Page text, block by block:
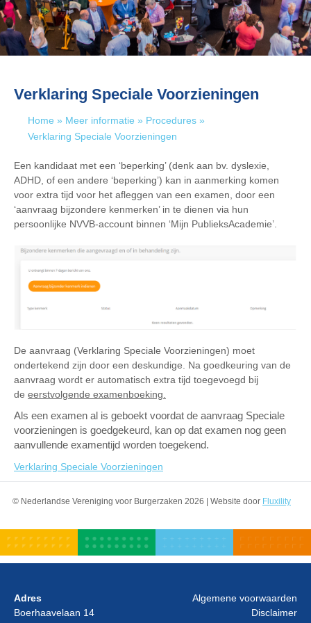
Verklaring Speciale Voorzieningen
Home » Meer informatie » Procedures »
Verklaring Speciale Voorzieningen
Een kandidaat met een ‘beperking’ (denk aan bv. dyslexie,
ADHD, of een andere ‘beperking’) kan in aanmerking komen
voor extra tijd voor het afleggen van een examen, door een
‘aanvraag bijzondere kenmerken’ in te dienen via hun
persoonlijke NVVB-account binnen ‘Mijn PublieksAcademie’.
De aanvraag (Verklaring Speciale Voorzieningen) moet
ondertekend zijn door een deskundige. Na goedkeuring van de
aanvraag wordt er automatisch extra tijd toegevoegd bij
de eerstvolgende examenboeking.
Als een examen al is geboekt voordat de aanvraag Speciale
voorzieningen is goedgekeurd, kan op dat examen nog geen
aanvullende examentijd worden toegekend.
Verklaring Speciale Voorzieningen
© Nederlandse Vereniging voor Burgerzaken 2026 | Website door Fluxility
Adres
Boerhaavelaan 14
Algemene voorwaarden
Disclaimer